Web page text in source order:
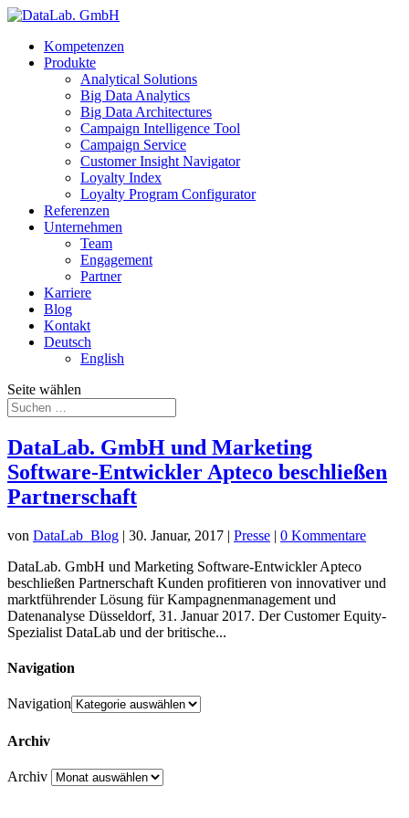
Kompetenzen
Produkte
Analytical Solutions
Big Data Analytics
Big Data Architectures
Campaign Intelligence Tool
Campaign Service
Customer Insight Navigator
Loyalty Index
Loyalty Program Configurator
Referenzen
Unternehmen
Team
Engagement
Partner
Karriere
Blog
Kontakt
Deutsch
English
Seite wählen
DataLab. GmbH und Marketing
Software-Entwickler Apteco beschließen
Partnerschaft
von DataLab_Blog | 30. Januar, 2017 | Presse | 0 Kommentare
DataLab. GmbH und Marketing Software-Entwickler Apteco
beschließen Partnerschaft Kunden profitieren von innovativer und
marktführender Lösung für Kampagnenmanagement und
Datenanalyse Düsseldorf, 31. Januar 2017. Der Customer Equity-
Spezialist DataLab und der britische...
Navigation
Navigation
Archiv
Archiv